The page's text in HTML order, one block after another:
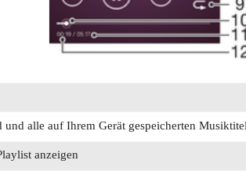
alle auf Ihrem Gerät gespeicherten
anzeigen